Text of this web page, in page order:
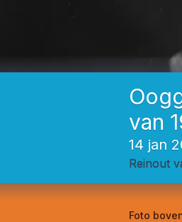
van
14 jan
Reinout
Foto